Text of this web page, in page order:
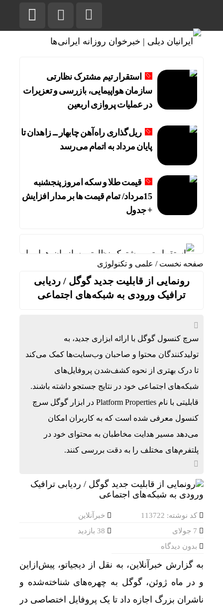
استقرار تیم مشترک نظارتی
سازمان هواپیمایی، بازرسی و تعزیرات
در عملیات پروازی اربعین
ریل‌گذاری راه‌آهن چابهار ــ زاهدان تا
پایان مرداد به اتمام می‌رسد
قیمت طلا و سکه امروز پنجشنبه
15مرداد/ تمام قیمت ها بر مدار افزایش
+ جدول
استقرار تیم مشترک نظارتی سازمان هواپیمایی،
ریل‌گذاری راه‌آهن چابهار ــ زاهدان تا پایان مرداد
قیمت طلا و سکه امروز پنجشنبه 15مرداد/ تمام قیمت ها بر مدار افزایش + جدول
ردمی K100 پرو مکس با باتری غول‌پیکر و شارژ بی‌سیم روانه بازار می‌شود
ناشران به انتشار جزئیات هزینه‌کرد مسئولیت
ماجرای اعمال ضریب ۲.۷ برای اینترنت بین‌الملل چیست؟
بازده صندوق‌های املاک در برابر جهش قیمت
رگبار پراکنده در نیمه شمالی استان تهران تا شنبه
پیامدهای تجاوز به ایران؛ زیان حدود ۲۰۰ میلیون یورویی شرکت هواپیمایی مجارستان
تکذیب ادعای نماینده مجلس درباره نحوه ردزنی
قیمت طلا، دلار و سکه امروز پنجشنبه 15مرداد/ افزایش قیمت ها + جدول
یزد، امسال میزبان دومین همایش بین‌المللی
بهره گیری حداکثری از ظرفیت موافقت‌نامه تجارت
پرواز موفقیت‌آمیز هواپیمای مسافربری چین در
ورود موج تازه گرما به کشور
صفحه نخست / علمی و تکنولوژی
رونمایی از قابلیت جدید گوگل / ردیابی
ترافیک ورودی به شبکه‌های اجتماعی
سرچ کنسول گوگل با ارائه ابزاری جدید، به
تولیدکنندگان محتوا و صاحبان وب‌سایت‌ها کمک می‌کند
تا درک بهتری از نحوه کشف‌شدن پروفایل‌های
شبکه‌های اجتماعی خود در نتایج جستجو داشته باشند.
قابلیتی با نام Platform Properties در ابزار گوگل سرچ
کنسول معرفی شده است که به کاربران امکان
می‌دهد مسیر هدایت مخاطبان به محتوای خود در
پلتفرم‌های مختلف را به دقت بررسی کنند.
کد نوشته: 113722
خبرآنلاین
بدون دیدگاه
به گزارش خبرآنلاین،‌ به نقل از دیجیاتو، پیش‌ازاین
و در ماه ژوئن، گوگل به چهره‌های شناخته‌شده و
ناشران بزرگ اجازه داد تا یک پروفایل اختصاصی در